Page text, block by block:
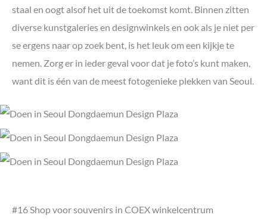
staal en oogt alsof het uit de toekomst komt. Binnen zitten
diverse kunstgaleries en designwinkels en ook als je niet per
se ergens naar op zoek bent, is het leuk om een kijkje te
nemen. Zorg er in ieder geval voor dat je foto’s kunt maken,
want dit is één van de meest fotogenieke plekken van Seoul.
#16 Shop voor souvenirs in COEX winkelcentrum